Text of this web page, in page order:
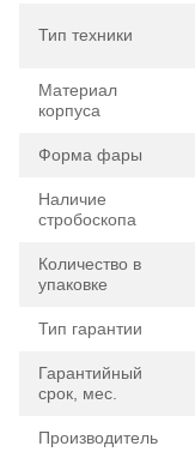
Тип техники
Материал
корпуса
Форма фары
Наличие
стробоскопа
Количество в
упаковке
Тип гарантии
Гарантийный
срок, мес.
Производитель